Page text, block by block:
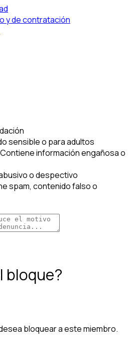
y de contratación
sensible o para adultos
Contiene información engañosa o
o despectivo
spam, contenido falso o
bloque?
bloquear a este miembro.